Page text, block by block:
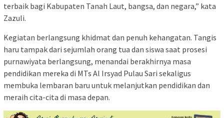
terbaik bagi Kabupaten Tanah Laut, bangsa, dan negara,” kata
Zazuli.
Kegiatan berlangsung khidmat dan penuh kehangatan. Tangis
haru tampak dari sejumlah orang tua dan siswa saat prosesi
purnawiyata berlangsung, menandai berakhirnya masa
pendidikan mereka di MTs Al Irsyad Pulau Sari sekaligus
membuka lembaran baru untuk melanjutkan pendidikan dan
meraih cita-cita di masa depan.